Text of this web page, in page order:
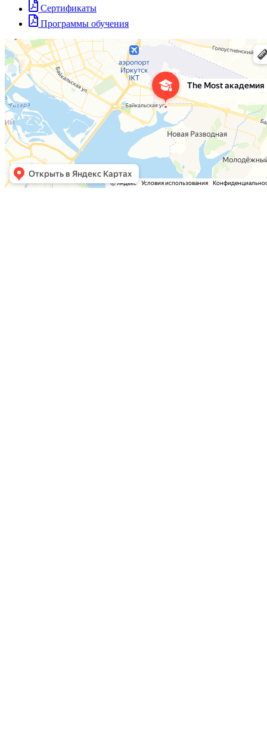
Сертификаты
Программы обучения